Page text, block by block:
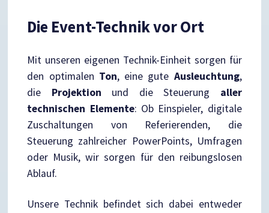
Die Event-Technik vor Ort
Mit unseren eigenen Technik-Einheit sorgen für
den optimalen Ton, eine gute Ausleuchtung,
die Projektion und die Steuerung aller
technischen Elemente: Ob Einspieler, digitale
Zuschaltungen von Referierenden, die
Steuerung zahlreicher PowerPoints, Umfragen
oder Musik, wir sorgen für den reibungslosen
Ablauf.
Unsere Technik befindet sich dabei entweder